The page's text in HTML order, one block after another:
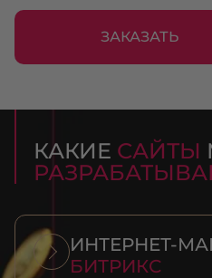
ЗАКАЗАТЬ
КАКИЕ САЙТЫ
ИНТЕРНЕТ-
БИТРИКС